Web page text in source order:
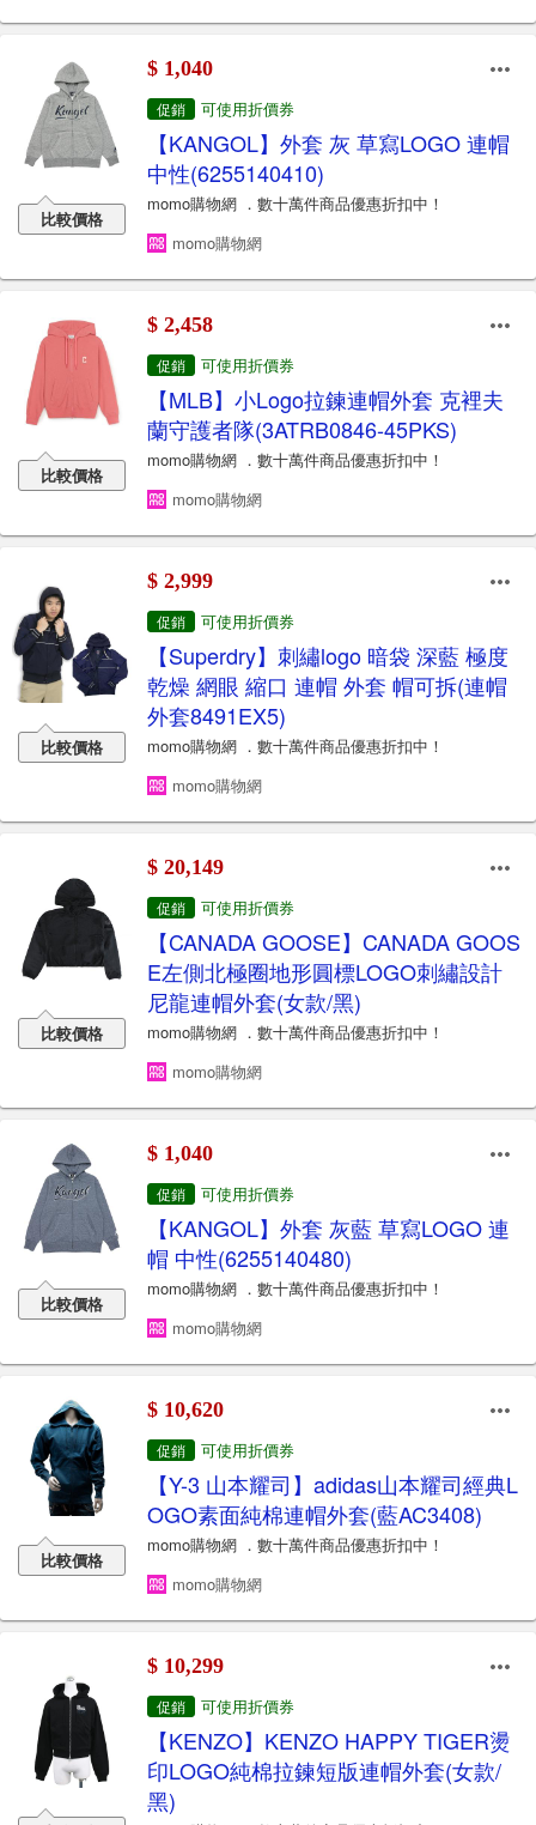
比較價格
$ 1,040
促銷 可使用折價券
【KANGOL】外套 灰 草寫LOGO 連帽
中性(6255140410)
momo購物網 ．數十萬件商品優惠折扣中！
momo購物網
比較價格
$ 2,458
促銷 可使用折價券
【MLB】小Logo拉鍊連帽外套 克裡夫
蘭守護者隊(3ATRB0846-45PKS)
momo購物網 ．數十萬件商品優惠折扣中！
momo購物網
比較價格
$ 2,999
促銷 可使用折價券
【Superdry】刺繡logo 暗袋 深藍 極度
乾燥 網眼 縮口 連帽 外套 帽可拆(連帽
外套8491EX5)
momo購物網 ．數十萬件商品優惠折扣中！
momo購物網
比較價格
$ 20,149
促銷 可使用折價券
【CANADA GOOSE】CANADA GOOS
E左側北極圈地形圓標LOGO刺繡設計
尼龍連帽外套(女款/黑)
momo購物網 ．數十萬件商品優惠折扣中！
momo購物網
比較價格
$ 1,040
促銷 可使用折價券
【KANGOL】外套 灰藍 草寫LOGO 連
帽 中性(6255140480)
momo購物網 ．數十萬件商品優惠折扣中！
momo購物網
比較價格
$ 10,620
促銷 可使用折價券
【Y-3 山本耀司】adidas山本耀司經典L
OGO素面純棉連帽外套(藍AC3408)
momo購物網 ．數十萬件商品優惠折扣中！
momo購物網
$ 10,299
促銷 可使用折價券
【KENZO】KENZO HAPPY TIGER燙
印LOGO純棉拉鍊短版連帽外套(女款/
黑)